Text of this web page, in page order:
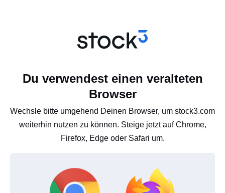
Du verwendest einen veralteten
Browser
Wechsle bitte umgehend Deinen Browser, um stock3.com
weiterhin nutzen zu können. Steige jetzt auf Chrome,
Firefox, Edge oder Safari um.